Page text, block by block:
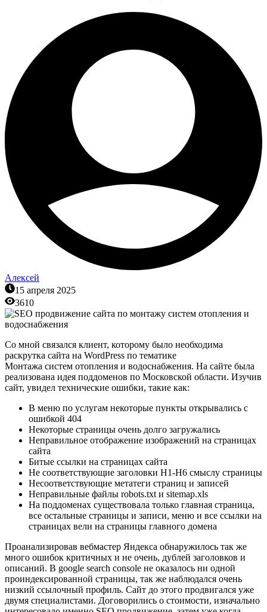
Алексей
15 апреля 2025
3610
Со мной связался клиент, которому было необходима
раскрутка сайта на WordPress по тематике
Монтажа систем отопления и водоснабжения. На сайте была
реализована идея поддоменов по Московской области. Изучив
сайт, увидел технические ошибки, такие как:
В меню по услугам некоторые пункты открывались с
ошибкой 404
Некоторые страницы очень долго загружались
Неправильное отображение изображений на страницах
сайта
Битые ссылки на страницах сайта
Не соответствующие заголовки H1-H6 смыслу страницы
Несоответствующие метатеги страниц и записей
Неправильные файлы robots.txt и sitemap.xls
На поддоменах существовала только главная страница,
все остальные страницы и записи, меню и все ссылки на
страницах вели на страницы главного домена
Проанализировав вебмастер Яндекса обнаружилось так же
много ошибок критичных и не очень, дублей заголовков и
описаний. В google search console не оказалось ни одной
проиндексированной страницы, так же наблюдался очень
низкий ссылочный профиль. Сайт до этого продвигался уже
двумя специалистами. Договорились о стоимости, изначально